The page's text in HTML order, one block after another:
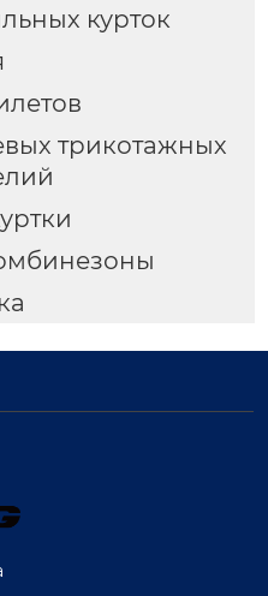
курток
трикотажных